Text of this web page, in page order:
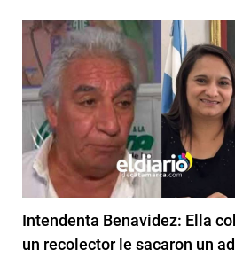
Intendenta Benavidez: Ella
un recolector le sacaron un